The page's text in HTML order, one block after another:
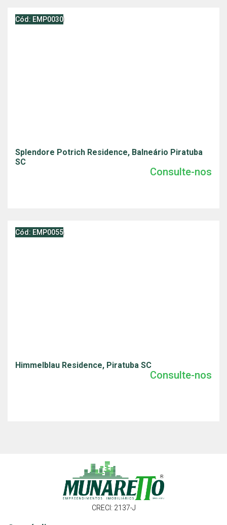
Cód: EMP0030
Splendore Potrich Residence, Balneário Piratuba
SC
Consulte-nos
Cód: EMP0055
Himmelblau Residence, Piratuba SC
Consulte-nos
CRECI: 2137-J